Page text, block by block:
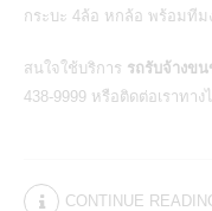
กระบะ 4ล้อ หกล้อ พร้อมที
สนใจใช้บริการ รถรับจ้างข
438-9999 หรือติดต่อเราทา
CONTINUE